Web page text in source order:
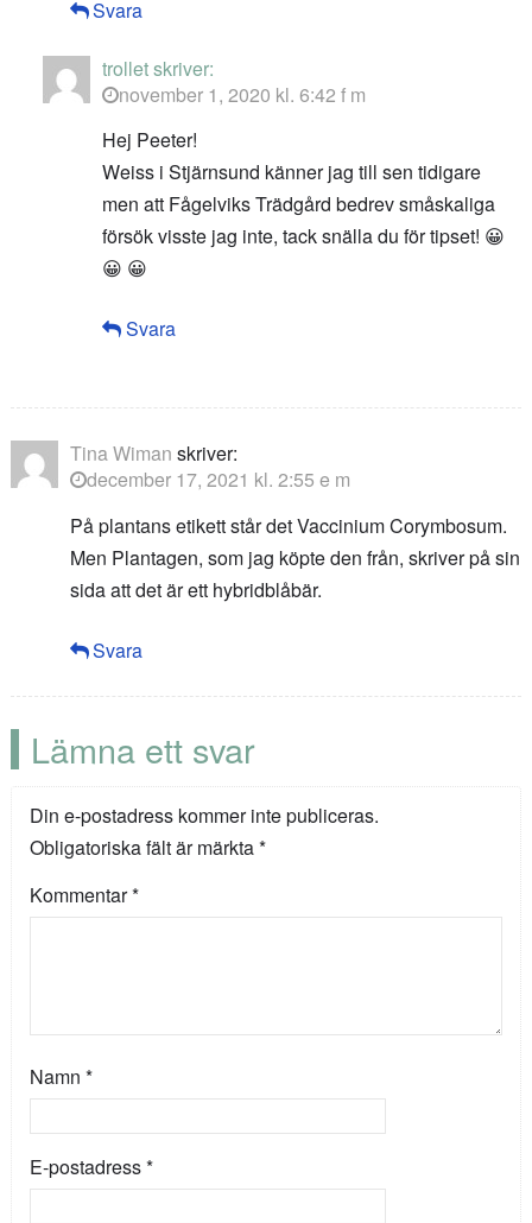
Svara
trolletskriver:
november 1, 2020 kl. 6:42 f m
Hej Peeter!
Weiss i Stjärnsund känner jag till sen tidigare
men att Fågelviks Trädgård bedrev småskaliga
försök visste jag inte, tack snälla du för tipset! 😀
😀 😀
Svara
Tina Wiman skriver:
december 17, 2021 kl. 2:55 e m
På plantans etikett står det Vaccinium Corymbosum.
Men Plantagen, som jag köpte den från, skriver på sin
sida att det är ett hybridblåbär.
Svara
Lämna ett svar
Din e-postadress kommer inte publiceras.
Obligatoriska fält är märkta*
Kommentar*
Namn *
E-postadress*